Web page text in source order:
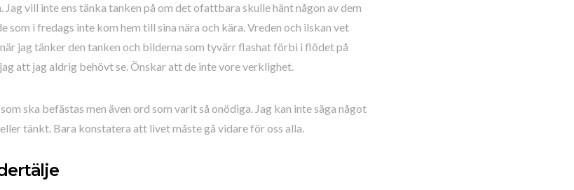
vill inte ens tänka tanken på om det ofattbara skulle hänt någon av dem
som i fredags inte kom hem till sina nära och kära. Vreden och ilskan vet
jag tänker den tanken och bilderna som tyvärr flashat förbi i flödet på
att jag aldrig behövt se. Önskar att de inte vore verklighet.
ska befästas men även ord som varit så onödiga. Jag kan inte säga något
tänkt. Bara konstatera att livet måste gå vidare för oss alla.